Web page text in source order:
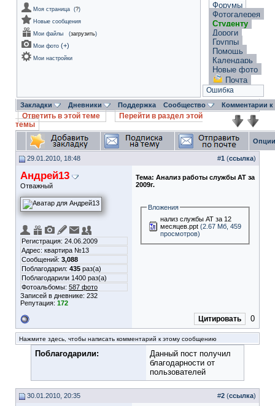
Моя страница (?)
Новые сообщения
Мои файлы
(загрузить)
Мои фото (+)
Мои настройки
Форумы
Фотогалерея
Студенту
Дороги
Группы
Помощь
Календарь
Новые фото
Почта
Ошибка
Закладки Дневники Поддержка Сообщество Комментарии
Ответить в этой теме
Перейти в раздел этой
темы
29.01.2010, 18:48 #1 (ссылка)
Андрей13
Отважный
Регистрация: 24.06.2009
Адрес: квартира №13
Сообщений: 3,088
Поблагодарил: 435 раз(а)
Поблагодарили 1400 раз(а)
Фотоальбомы: 587 фото
Записей в дневнике: 232
Репутация: 172
Тема: Анализ работы службы АТ за
2009г.
Вложения
нализ службы АТ за 12
месяцев.ppt (2.67 Мб, 459
просмотров)
Цитировать 0
Нажмите здесь, чтобы написать комментарий к этому сообщению
Поблагодарили:
Данный пост получил
благодарности от
пользователей
30.01.2010, 20:35 #2 (ссылка)